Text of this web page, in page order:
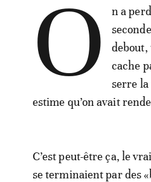
O
n a
debout,
cache
serre
estime qu’on avait
C’est peut-être ça, le
se terminaient par des